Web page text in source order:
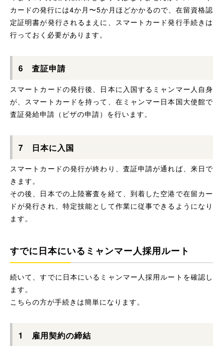
カードの発行には4か月〜5か月ほどかかるので、在留資格認
定証明書が発行されるまえに、スマートカード発行手続きは
行っておく必要があります。
6 査証申請
スマートカードの発行後、日本に入国するミャンマー人自身
が、スマートカードを持って、在ミャンマー日本国大使館で
査証発給申請（ビザの申請）を行います。
7 日本に入国
スマートカードの発行が終わり、査証申請が通れば、来日で
きます。
その後、日本での上陸審査を経て、到着した空港で在留カー
ドが発行され、特定技能として作業に従事できるようになり
ます。
すでに日本にいるミャンマー人採用ルート
続いて、すでに日本にいるミャンマー人採用ルートを確認し
ます。
こちらの方が手続きは簡単になります。
1 雇用契約の締結